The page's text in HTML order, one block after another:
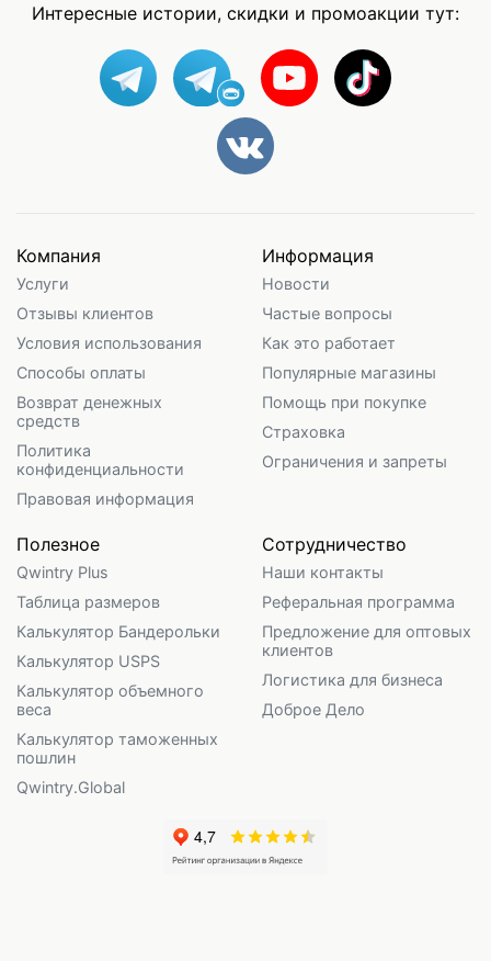
Интересные истории, скидки и промоакции тут:
Компания
Услуги
Отзывы клиентов
Условия использования
Способы оплаты
Возврат денежных
средств
Политика
конфиденциальности
Правовая информация
Информация
Новости
Частые вопросы
Как это работает
Популярные магазины
Помощь при покупке
Страховка
Ограничения и запреты
Полезное
Qwintry Plus
Таблица размеров
Калькулятор Бандерольки
Калькулятор USPS
Калькулятор объемного
веса
Калькулятор таможенных
пошлин
Qwintry.Global
Сотрудничество
Наши контакты
Реферальная программа
Предложение для оптовых
клиентов
Логистика для бизнеса
Доброе Дело